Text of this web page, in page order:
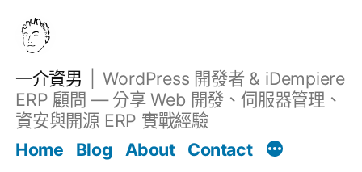
一介資男
WordPress 開發者 & iDempiere
ERP 顧問 — 分享 Web 開發、伺服器管理、
資安與開源 ERP 實戰經驗
Home
Blog About Contact
文章